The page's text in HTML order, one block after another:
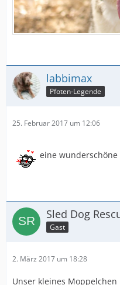
labbimax
Pfoten-Legende
25. Februar 2017 um 12:06
eine
Sled Dog
Gast
2. März 2017 um 18:28
Unser kleines